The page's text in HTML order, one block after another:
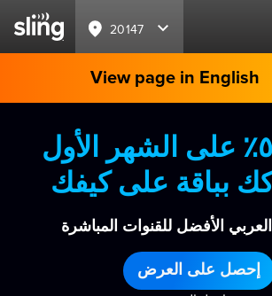
20147
View page in English
خصم ٥٠٪ على الشهر الأول
بباقة على كيفك
العربي الأفضل للقنوات المباشرة
إحصل على العرض